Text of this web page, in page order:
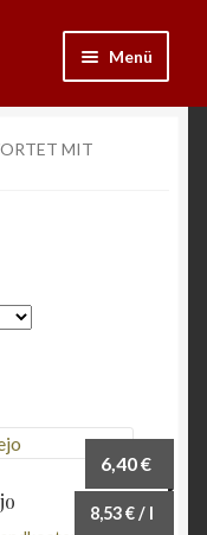
Menü
MIT
6,40€
8,53€/